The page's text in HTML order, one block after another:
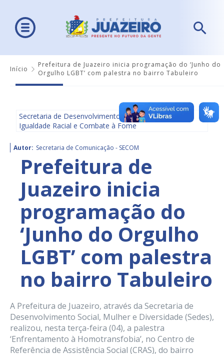
Início
Prefeitura de Juazeiro inicia programação do ‘Junho do
Orgulho LGBT’ com palestra no bairro Tabuleiro
Secretaria de Desenvolvimento Social, Diversidade,
Igualdade Racial e Combate à Fome
Autor: Secretaria de Comunicação - SECOM
Prefeitura de
Juazeiro inicia
programação do
‘Junho do Orgulho
LGBT’ com palestra
no bairro Tabuleiro
A Prefeitura de Juazeiro, através da Secretaria de
Desenvolvimento Social, Mulher e Diversidade (Sedes),
realizou, nesta terça-feira (04), a palestra
‘Enfrentamento à Homotransfobia’, no Centro de
Referência de Assistência Social (CRAS), do bairro